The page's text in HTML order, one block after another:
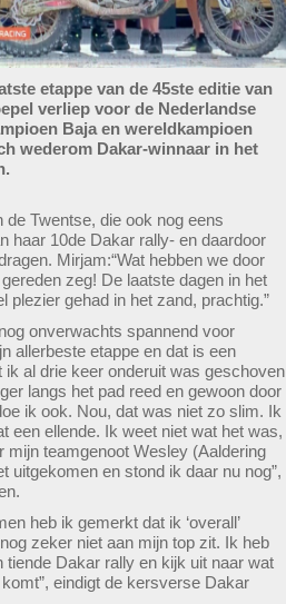
etappe van de 45ste editie van
verliep voor de Nederlandse
Baja en wereldkampioen
wederom Dakar-winnaar in het
Twentse, die ook nog eens
haar 10de Dakar rally- en daardoor
Mirjam:“Wat hebben we door
zeg! De laatste dagen in het
plezier gehad in het zand, prachtig.”
onverwachts spannend voor
allerbeste etappe en dat is een
al drie keer onderuit was geschoven
langs het pad reed en gewoon door
ik ook. Nou, dat was niet zo slim. Ik
een ellende. Ik weet niet wat het was,
mijn teamgenoot Wesley (Aaldering
uitgekomen en stond ik daar nu nog”,
heb ik gemerkt dat ik ‘overall’
zeker niet aan mijn top zit. Ik heb
tiende Dakar rally en kijk uit naar wat
eindigt de kersverse Dakar